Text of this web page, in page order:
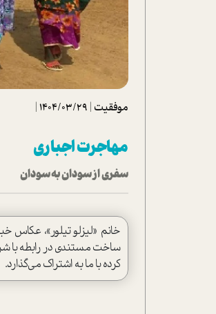
داستان
موفقیت |
1404/03/29
|
مهاجرت اجباری
سفری از سودان به سودان
ساخت مستندی در رابطه با
کرده با ما به اشتراک می‌گذارد.